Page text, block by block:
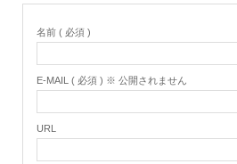
名前 ( 必須 )
E-MAIL ( 必須 ) ※ 公開されません
URL